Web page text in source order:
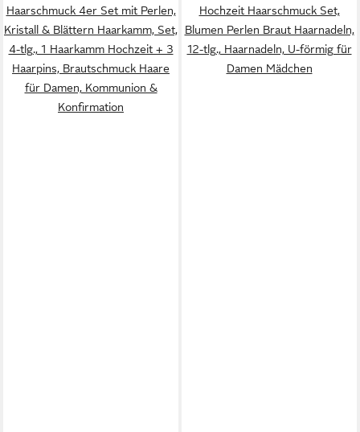
Haarschmuck 4er Set mit Perlen,
Kristall & Blättern Haarkamm, Set,
4-tlg., 1 Haarkamm Hochzeit + 3
Haarpins, Brautschmuck Haare
für Damen, Kommunion &
Konfirmation
Hochzeit Haarschmuck Set,
Blumen Perlen Braut Haarnadeln,
12-tlg., Haarnadeln, U-förmig für
Damen Mädchen